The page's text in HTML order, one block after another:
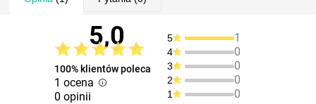
5,0
100% klientów poleca
1 ocena
0 opinii
5 1
4 0
3 0
2 0
1 0